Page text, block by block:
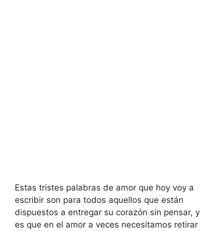
Estas tristes palabras de amor que hoy voy a
escribir son para todos aquellos que están
dispuestos a entregar su corazón sin pensar, y
es que en el amor a veces necesitamos retirar